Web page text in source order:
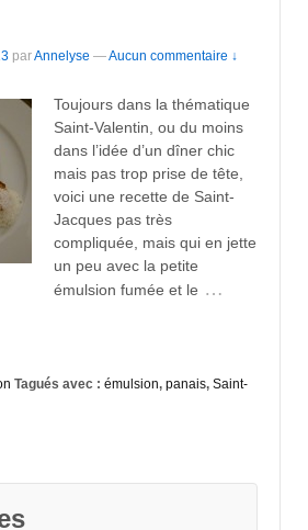
parAnnelyse —Aucun commentaire ↓
Toujours dans la thématique
Saint-Valentin, ou du moins
dans l’idée d’un dîner chic
mais pas trop prise de tête,
voici une recette de Saint-
Jacques pas très
compliquée, mais qui en jette
un peu avec la petite
émulsion fumée et le …
Tagués avec : émulsion, panais, Saint-